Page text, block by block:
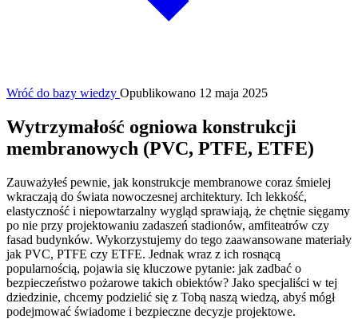
Wróć do bazy wiedzy Opublikowano 12 maja 2025
Wytrzymałość ogniowa konstrukcji
membranowych (PVC, PTFE, ETFE)
Zauważyłeś pewnie, jak konstrukcje membranowe coraz śmielej
wkraczają do świata nowoczesnej architektury. Ich lekkość,
elastyczność i niepowtarzalny wygląd sprawiają, że chętnie sięgamy
po nie przy projektowaniu zadaszeń stadionów, amfiteatrów czy
fasad budynków. Wykorzystujemy do tego zaawansowane materiały
jak PVC, PTFE czy ETFE. Jednak wraz z ich rosnącą
popularnością, pojawia się kluczowe pytanie: jak zadbać o
bezpieczeństwo pożarowe takich obiektów? Jako specjaliści w tej
dziedzinie, chcemy podzielić się z Tobą naszą wiedzą, abyś mógł
podejmować świadome i bezpieczne decyzje projektowe.